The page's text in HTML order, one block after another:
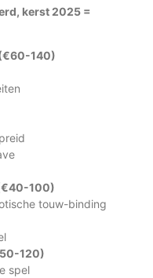
kerst 2025 =
140)
100)
touw-binding
120)
spel